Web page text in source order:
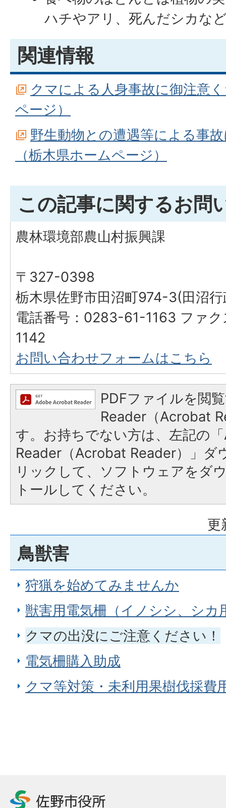
ハチやアリ、死んだシカな
関連情報
クマによる人身事故に御注意
ページ）
野生動物との遭遇等による事
（栃木県ホームページ）
この記事に関するお問
農林環境部農山村振興課
〒327-0398
栃木県佐野市田沼町974-3(田沼
電話番号：0283-61-1163 ファ
1142
お問い合わせフォームはこちら
PDFファイルを閲
Reader（Acrobat
す。お持ちでない方は、左記の
Reader（Acrobat Reader）」ダ
リックして、ソフトウェアをダ
トールしてください。
更
鳥獣害
狩猟を始めてみませんか
獣害用電気柵（イノシシ、シカ
クマの出没にご注意ください！
電気柵購入助成
クマ等対策・未利用果樹伐採費